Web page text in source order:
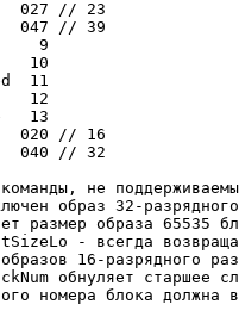
027 // 23
047 // 39
9
10
11
12
13
020 // 16
040 // 32
не
образ 32-
размер образа 65535
- всегда
16-разрядного
обнуляет старшее
номера блока должна